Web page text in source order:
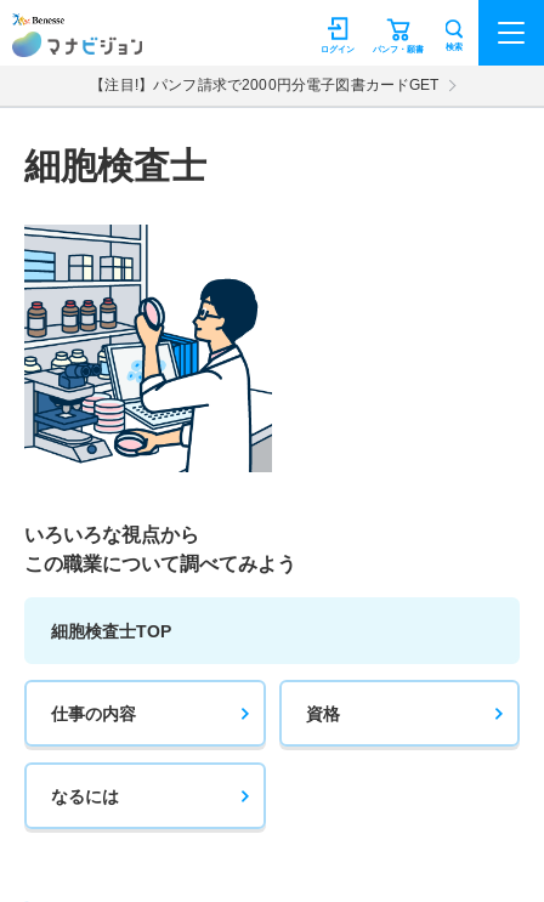
マナビジョン パンフ・願書
ログイン 検索
【注目!】パンフ請求で2000円分電子図書カードGET
細胞検査士
いろいろな視点から
この職業について調べてみよう
細胞検査士TOP
仕事の内容 資格
なるには